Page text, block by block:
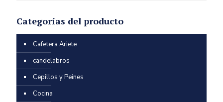
Categorías del producto
Cafetera Ariete
candelabros
Cepillos y Peines
Cocina